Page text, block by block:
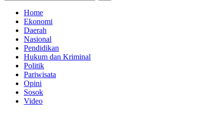
Home
Ekonomi
Daerah
Nasional
Pendidikan
Hukum dan Kriminal
Politik
Pariwisata
Opini
Sosok
Video